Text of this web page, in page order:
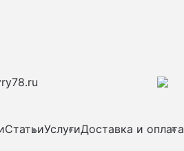
СтатьиУслугиДоставка и оплата